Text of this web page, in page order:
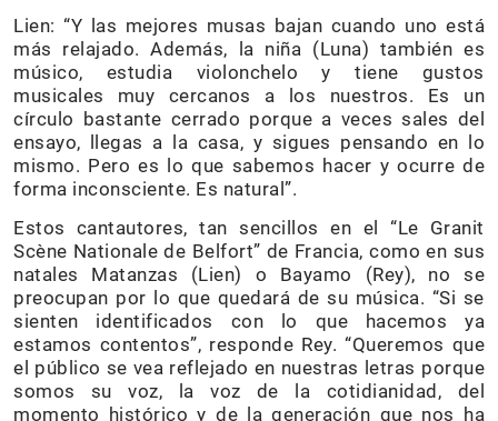
Lien: “Y las mejores musas bajan cuando uno está
más relajado. Además, la niña (Luna) también es
músico, estudia violonchelo y tiene gustos
musicales muy cercanos a los nuestros. Es un
círculo bastante cerrado porque a veces sales del
ensayo, llegas a la casa, y sigues pensando en lo
mismo. Pero es lo que sabemos hacer y ocurre de
forma inconsciente. Es natural”.
Estos cantautores, tan sencillos en el “Le Granit
Scène Nationale de Belfort” de Francia, como en sus
natales Matanzas (Lien) o Bayamo (Rey), no se
preocupan por lo que quedará de su música. “Si se
sienten identificados con lo que hacemos ya
estamos contentos”, responde Rey. “Queremos que
el público se vea reflejado en nuestras letras porque
somos su voz, la voz de la cotidianidad, del
momento histórico y de la generación que nos ha